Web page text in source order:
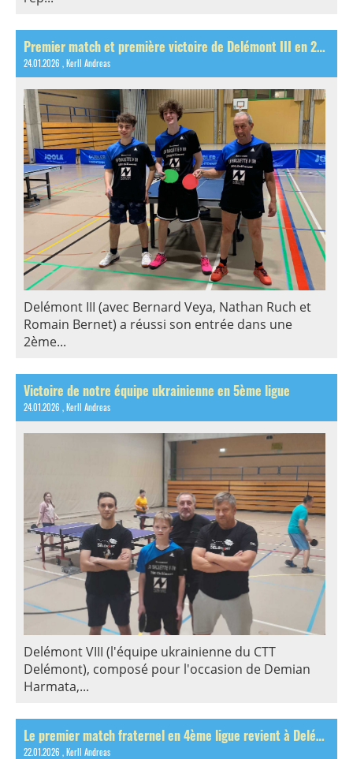
Premier match et première victoire de Delémont III en 2ème ligue
24.01.2026 , Kerll Andreas
Delémont III (avec Bernard Veya, Nathan Ruch et
Romain Bernet) a réussi son entrée dans une
2ème...
Victoire de notre équipe ukrainienne en 5ème ligue
24.01.2026 , Kerll Andreas
Delémont VIII (l'équipe ukrainienne du CTT
Delémont), composé pour l'occasion de Demian
Harmata,...
Le premier match fraternel en 4ème ligue revient à Delémont V!
22.01.2026 , Kerll Andreas